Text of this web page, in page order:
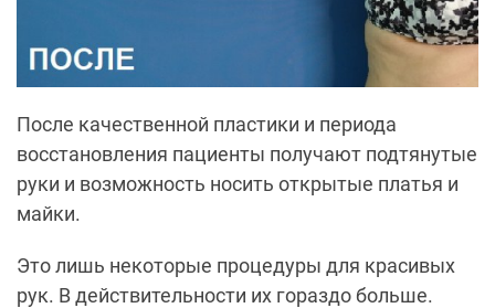
После качественной пластики и периода
восстановления пациенты получают подтянутые
руки и возможность носить открытые платья и
майки.
Это лишь некоторые процедуры для красивых
рук. В действительности их гораздо больше.